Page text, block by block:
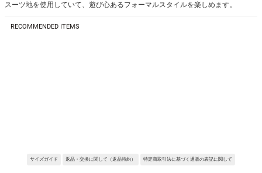
スーツ地を使用していて、遊び心あるフォーマルスタイルを楽しめます。
Fabric:ホップサックと呼ばれる平織りで、粗い織り目と軽やかな風合いが特徴
の素材。
RECOMMENDED ITEMS
サイズガイド 返品・交換に関して（返品特約） 特定商取引法に基づく通販の表記に関して